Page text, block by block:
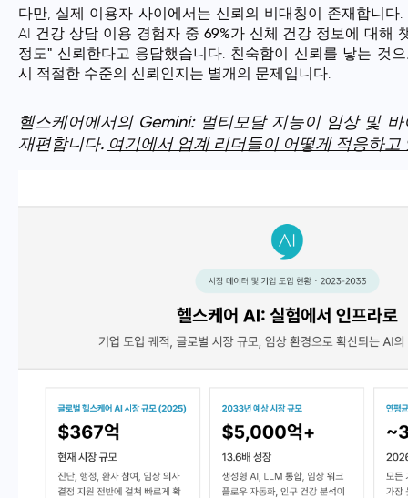
다만, 실제 이용자 사이에서는 신뢰의 비대칭이 존재합니다.
AI 건강 상담 이용 경험자 중 69%가 신체 건강 정보에 대해
정도" 신뢰 한다고 응답했습니다. 친숙함이 신뢰를 낳는 것
시 적절한 수준의 신뢰인지는 별개의 문제입니다.
헬스케어에서의 Gemini: 멀티모달 지능이 임상 및
재편합니다. 여기에서 업계 리더들이 어떻게 적응하